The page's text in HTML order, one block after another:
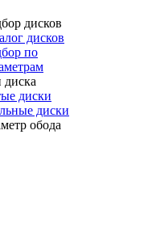
дисков
дисков
по
диски
диски
обода